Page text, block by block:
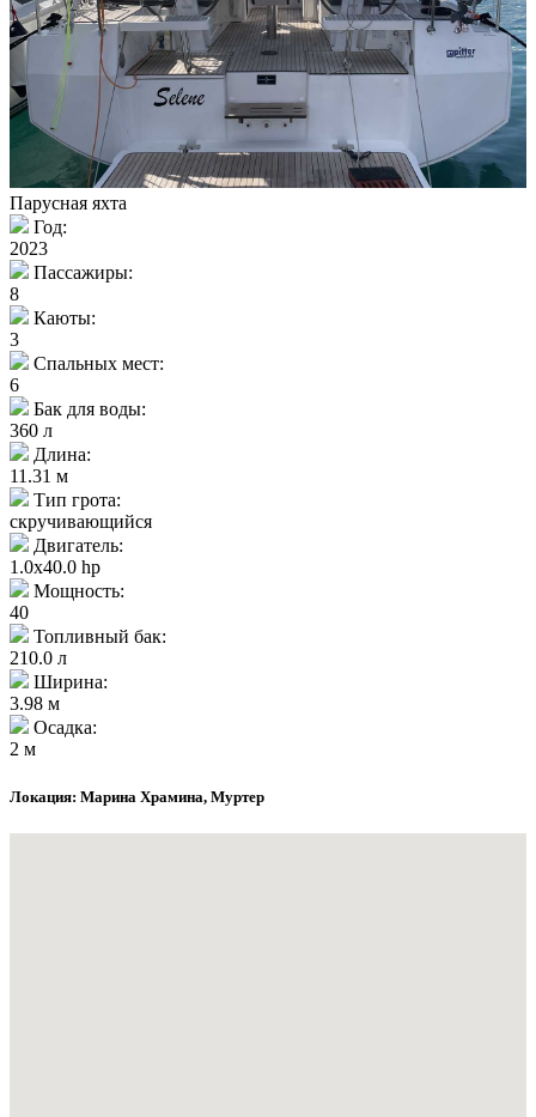
Парусная яхта
Год:
2023
Пассажиры:
8
Каюты:
3
Спальных мест:
6
Бак для воды:
360 л
Длина:
11.31 м
Тип грота:
скручивающийся
Двигатель:
1.0x40.0 hp
Мощность:
40
Топливный бак:
210.0 л
Ширина:
3.98 м
Осадка:
2 м
Локация: Марина Храмина, Муртер